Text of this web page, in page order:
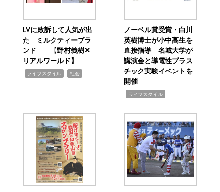
LVに敗訴して人気が出
た ミルクティーブラ
ンド 【野村義樹✕
リアルワールド】
ライフスタイル 社会
ノーベル賞受賞・白川
英樹博士が小中高生を
直接指導 名城大学が
講演会と導電性プラス
チック実験イベントを
開催
ライフスタイル